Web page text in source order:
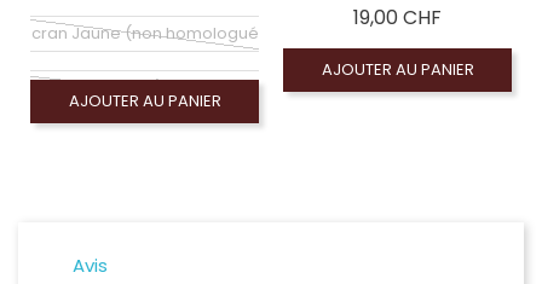
Ecran Jaune (non homologué)
miroir argent (non homologué)
AJOUTER AU PANIER
19,00 CHF
AJOUTER AU PANIER
Avis